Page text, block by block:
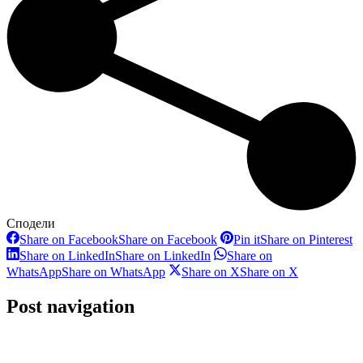
Сподели
Share on FacebookShare on Facebook Pin itShare on Pinterest
Share on LinkedInShare on LinkedIn
Share on
WhatsAppShare on WhatsApp Share on XShare on X
Post navigation